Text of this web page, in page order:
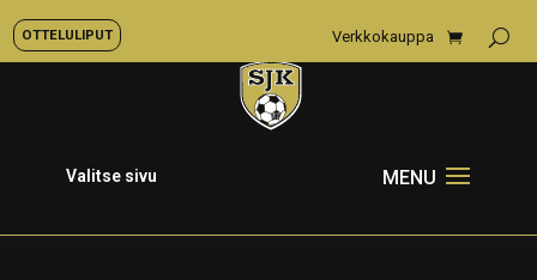
OTTELULIPUT Verkkokauppa
Valitse sivu